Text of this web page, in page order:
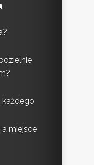
każdego
a miejsce